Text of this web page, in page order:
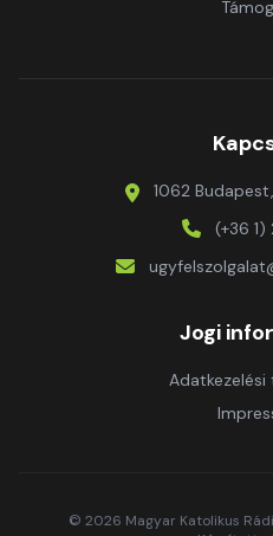
1062
(+36
Jogi
© 2026 Magyar Katolikus